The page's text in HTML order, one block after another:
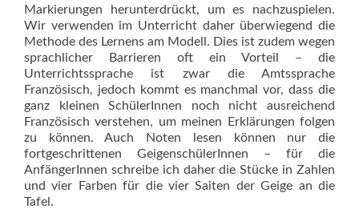
Markierungen herunterdrückt, um es nachzuspielen.
Wir verwenden im Unterricht daher überwiegend die
Methode des Lernens am Modell. Dies ist zudem wegen
sprachlicher Barrieren oft ein Vorteil – die
Unterrichtssprache ist zwar die Amtssprache
Französisch, jedoch kommt es manchmal vor, dass die
ganz kleinen SchülerInnen noch nicht ausreichend
Französisch verstehen, um meinen Erklärungen folgen
zu können. Auch Noten lesen können nur die
fortgeschrittenen GeigenschülerInnen – für die
AnfängerInnen schreibe ich daher die Stücke in Zahlen
und vier Farben für die vier Saiten der Geige an die
Tafel.